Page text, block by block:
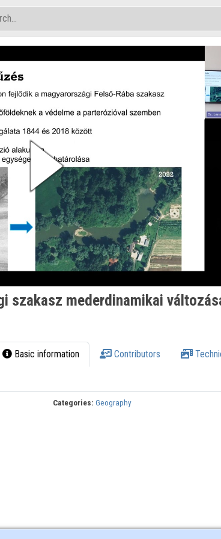
szakasz mederdinamikai
Basic information Contributors
Categories: Geography